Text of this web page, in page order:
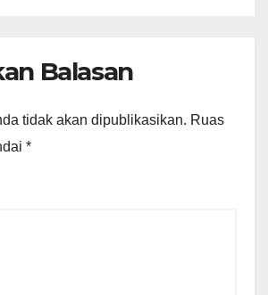
Balasan
tidak akan dipublikasikan. Ruas
*